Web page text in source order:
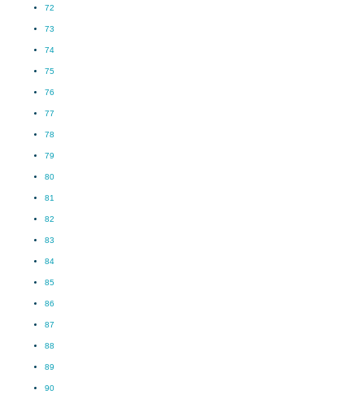
72
73
74
75
76
77
78
79
80
81
82
83
84
85
86
87
88
89
90